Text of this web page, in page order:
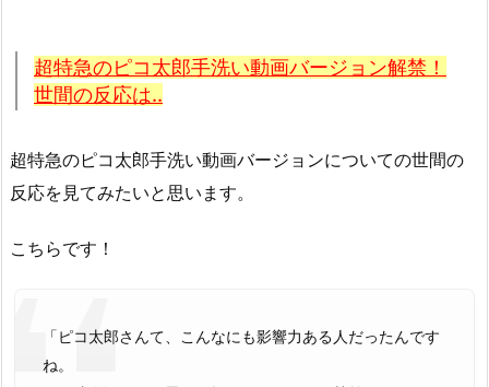
超特急のピコ太郎手洗い動画バージョン解禁！
世間の反応は..
超特急のピコ太郎手洗い動画バージョンについての世間の
反応を見てみたいと思います。
こちらです！
「ピコ太郎さんて、こんなにも影響力ある人だったんです
ね。